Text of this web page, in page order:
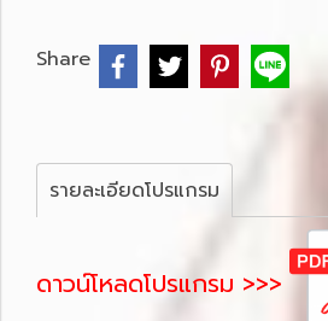
Share
รายละเอียดโปรแกรม
ดาวน์โหลดโปรแกรม >>>